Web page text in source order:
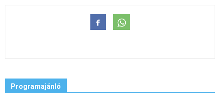
Programajánló